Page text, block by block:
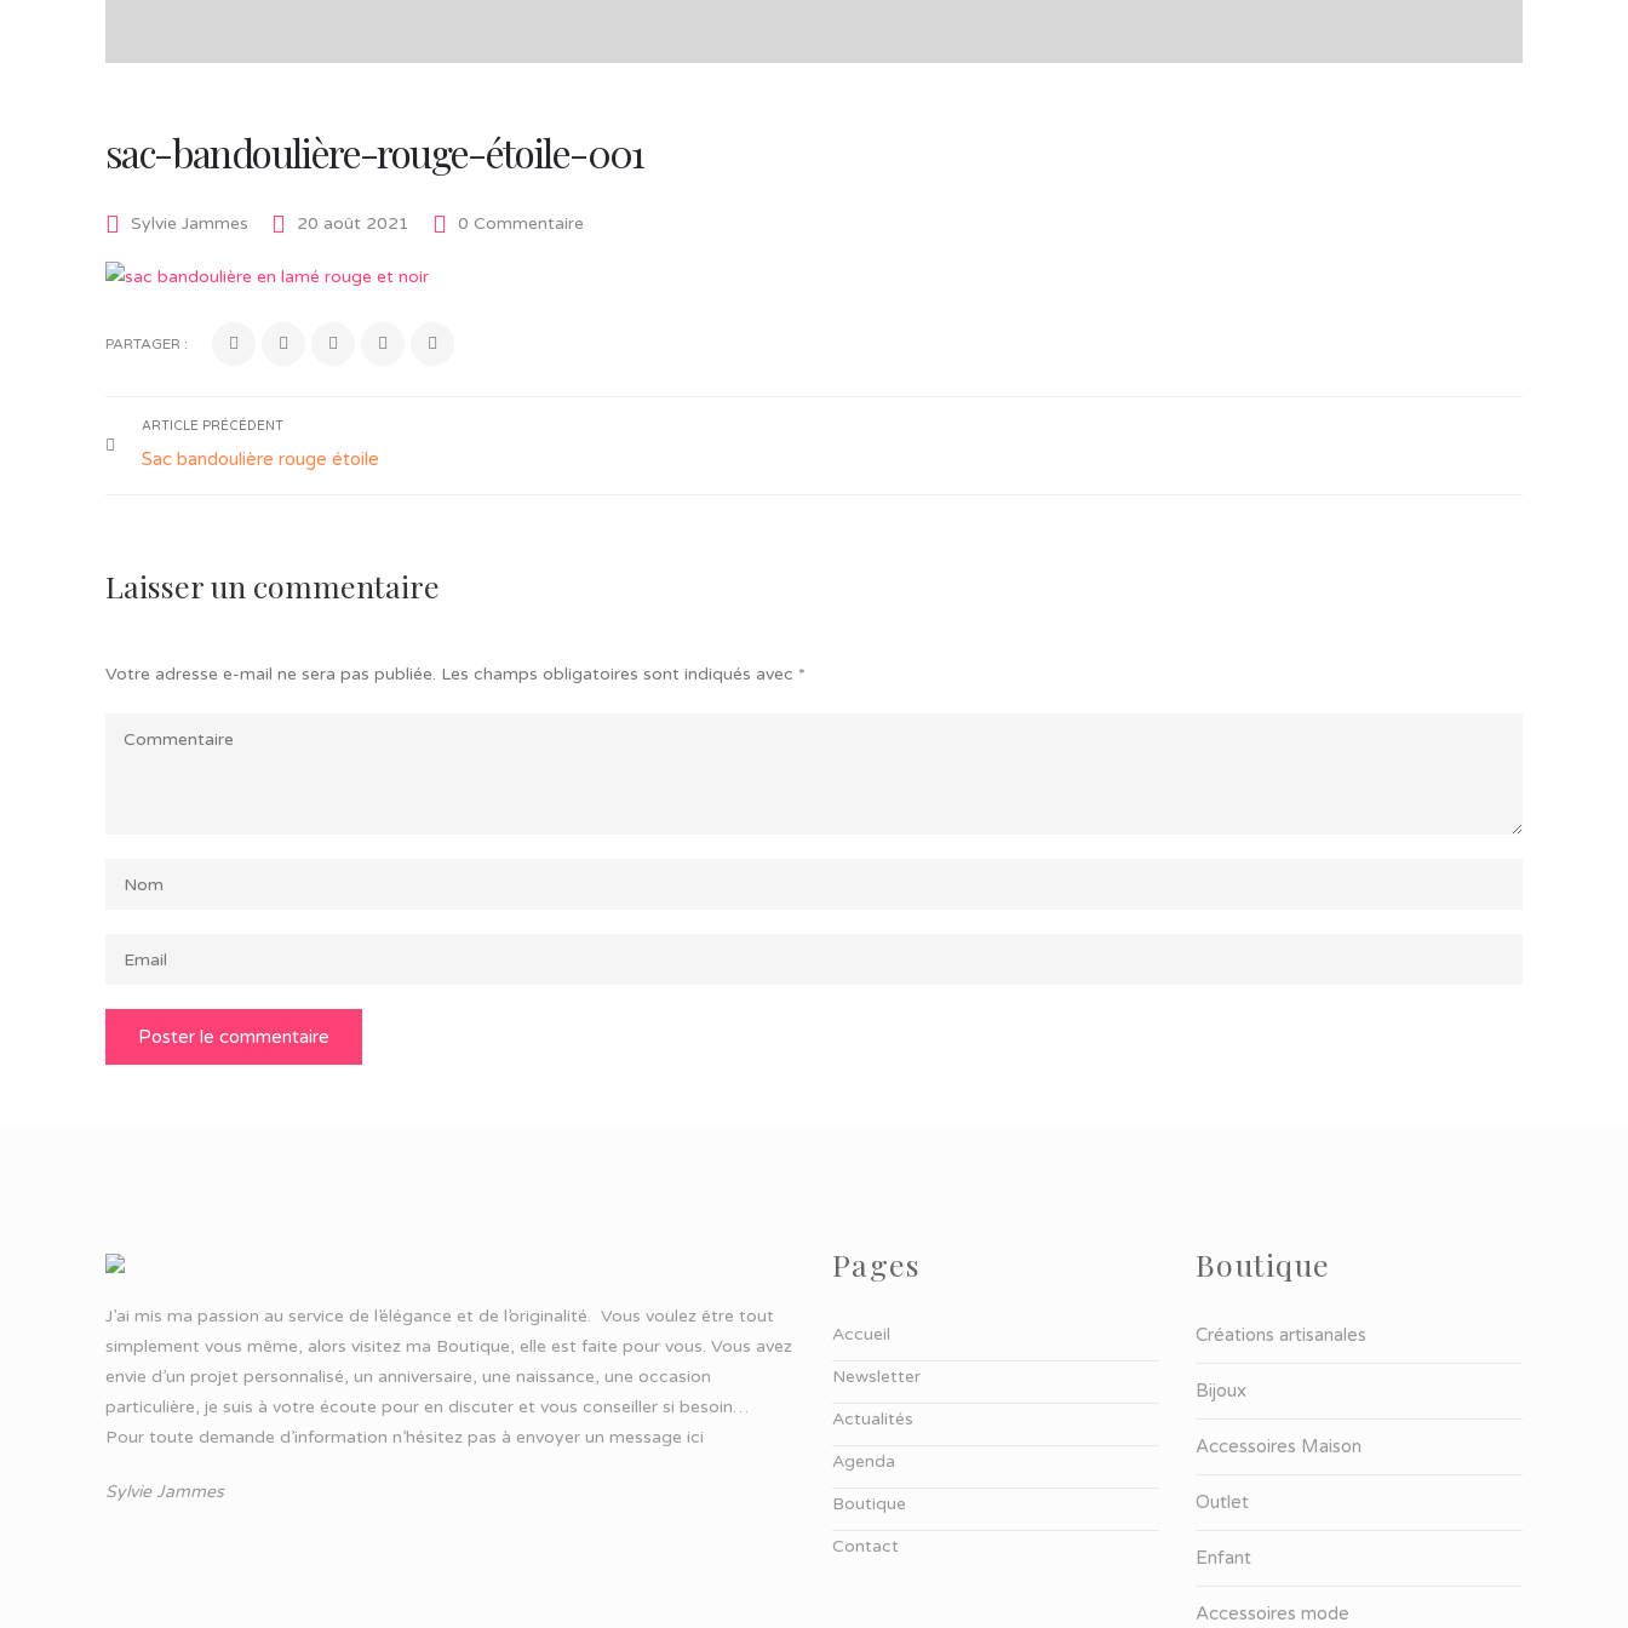
sac-bandoulière-rouge-étoile-001
Sylvie Jammes 20 août 2021 0 Commentaire
PARTAGER :
ARTICLE PRÉCÉDENT
Sac bandoulière rouge étoile
Laisser un commentaire
Votre adresse e-mail ne sera pas publiée. Les champs obligatoires sont indiqués avec *
J’ai mis ma passion au service de l’élégance et de l’originalité. Vous voulez être tout
simplement vous même, alors visitez ma Boutique, elle est faite pour vous. Vous avez
envie d’un projet personnalisé, un anniversaire, une naissance, une occasion
particulière, je suis à votre écoute pour en discuter et vous conseiller si besoin…
Pour toute demande d’information n’hésitez pas à envoyer un message ici
Sylvie Jammes
Pages
Accueil
Newsletter
Actualités
Agenda
Boutique
Contact
Boutique
Créations artisanales
Bijoux
Accessoires Maison
Outlet
Enfant
Accessoires mode